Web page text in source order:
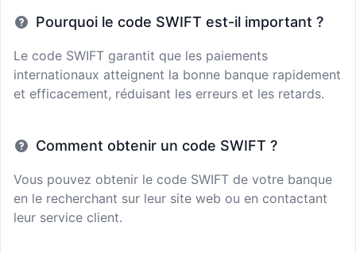
Pourquoi le code SWIFT est-il important ?
Le code SWIFT garantit que les paiements
internationaux atteignent la bonne banque rapidement
et efficacement, réduisant les erreurs et les retards.
Comment obtenir un code SWIFT ?
Vous pouvez obtenir le code SWIFT de votre banque
en le recherchant sur leur site web ou en contactant
leur service client.